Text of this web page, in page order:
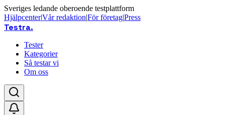
Sveriges ledande oberoende testplattform
Hjälpcenter|Vår redaktion|För företag|Press
Testra.
Tester
Kategorier
Så testar vi
Om oss